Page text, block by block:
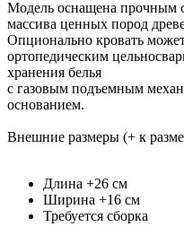
Модель оснащена прочным
массива ценных пород
Опционально кровать
ортопедическим
хранения белья
с газовым подъемным
основанием.
Внешние размеры (+ к
Длина +26 см
Ширина +16 см
Требуется сборка